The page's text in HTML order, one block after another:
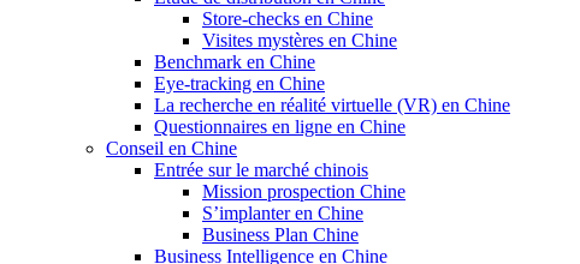
Store-checks en Chine
Visites mystères en Chine
Benchmark en Chine
Eye-tracking en Chine
La recherche en réalité virtuelle (VR) en Chine
Questionnaires en ligne en Chine
Conseil en Chine
Entrée sur le marché chinois
Mission prospection Chine
S’implanter en Chine
Business Plan Chine
Business Intelligence en Chine